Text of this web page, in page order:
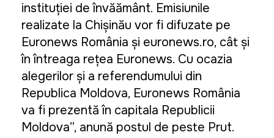
instituției de învățământ. Emisiunile
realizate la Chișinău vor fi difuzate pe
Euronews România și euronews.ro, cât și
în întreaga rețea Euronews. Cu ocazia
alegerilor și a referendumului din
Republica Moldova, Euronews România
va fi prezentă în capitala Republicii
Moldova”, anunță postul de peste Prut.